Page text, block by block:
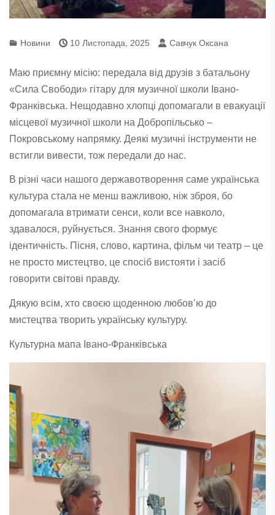
Новини 10 Листопада, 2025 Савчук Оксана
Маю приємну місію: передала від друзів з батальону
«Сила Свободи» гітару для музичної школи Івано-
Франківська. Нещодавно хлопці допомагали в евакуації
місцевої музичної школи на Добропільсько –
Покровському напрямку. Деякі музичні інструменти не
встигли вивести, тож передали до нас.
В різні часи нашого державотворення саме українська
культура стала не менш важливою, ніж зброя, бо
допомагала втримати сенси, коли все навколо,
здавалося, руйнується. Знання свого формує
ідентичність. Пісня, слово, картина, фільм чи театр – це
не просто мистецтво, це спосіб вистояти і засіб
говорити світові правду.
Дякую всім, хто своєю щоденною любовʼю до
мистецтва творить українську культуру.
Культурна мапа Івано-Франківська